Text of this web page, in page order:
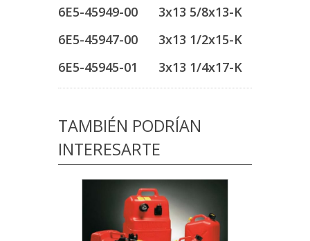
6E5-45949-00 3x13 5/8x13-K
6E5-45947-00 3x13 1/2x15-K
6E5-45945-01 3x13 1/4x17-K
TAMBIÉN PODRÍAN
INTERESARTE